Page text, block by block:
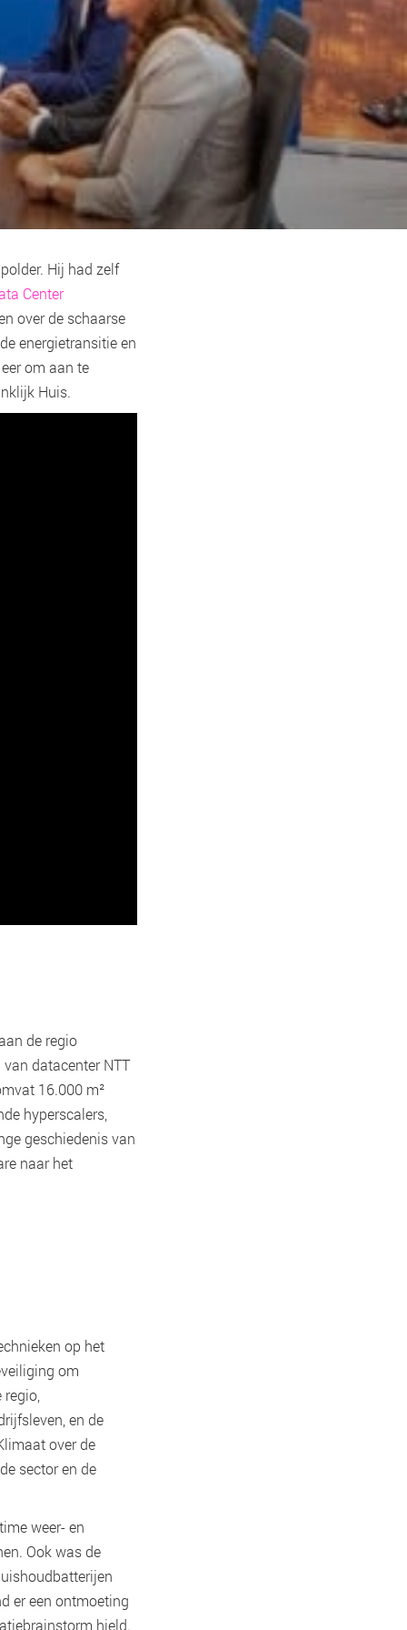
Hij had zelf
Center
over de schaarse
energietransitie en
om aan te
Huis.
de regio
van datacenter NTT
16.000 m²
hyperscalers,
geschiedenis van
naar het
op het
om
en de
over de
sector en de
weer- en
Ook was de
er een ontmoeting
hield.